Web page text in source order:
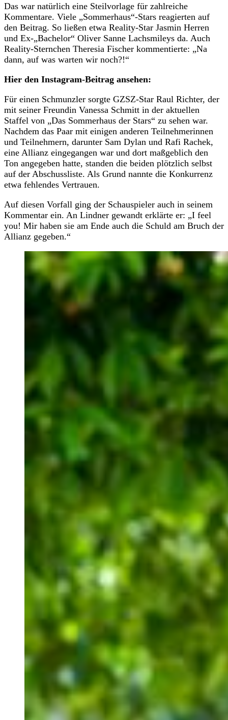
Das war natürlich eine Steilvorlage für zahlreiche
Kommentare. Viele „Sommerhaus“-Stars reagierten auf
den Beitrag. So ließen etwa Reality-Star Jasmin Herren
und Ex-„Bachelor“ Oliver Sanne Lachsmileys da. Auch
Reality-Sternchen Theresia Fischer kommentierte: „Na
dann, auf was warten wir noch?!“
Hier den Instagram-Beitrag ansehen:
Für einen Schmunzler sorgte GZSZ-Star Raul Richter, der
mit seiner Freundin Vanessa Schmitt in der aktuellen
Staffel von „Das Sommerhaus der Stars“ zu sehen war.
Nachdem das Paar mit einigen anderen Teilnehmerinnen
und Teilnehmern, darunter Sam Dylan und Rafi Rachek,
eine Allianz eingegangen war und dort maßgeblich den
Ton angegeben hatte, standen die beiden plötzlich selbst
auf der Abschussliste. Als Grund nannte die Konkurrenz
etwa fehlendes Vertrauen.
Auf diesen Vorfall ging der Schauspieler auch in seinem
Kommentar ein. An Lindner gewandt erklärte er: „I feel
you! Mir haben sie am Ende auch die Schuld am Bruch der
Allianz gegeben.“